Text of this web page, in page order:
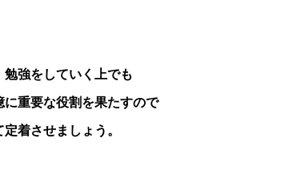
強をしていく上でも
重要な役割を果たすので
着させましょう。